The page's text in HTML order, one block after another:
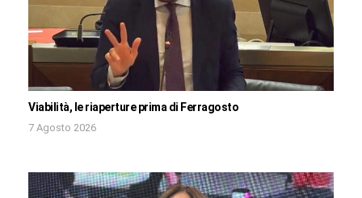
Viabilità, le riaperture prima di Ferragosto
7 Agosto 2026